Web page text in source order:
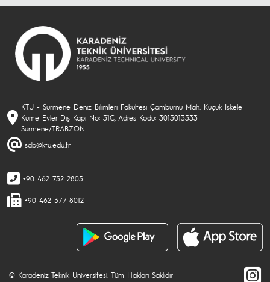
KTÜ - Sürmene Deniz Bilimleri Fakültesi Çamburnu Mah. Küçük İskele
Küme Evler Dış Kapı No: 31C, Adres Kodu: 3013013333
Sürmene/TRABZON
sdb@ktu.edu.tr
+90 462 752 2805
+90 462 377 8012
© Karadeniz Teknik Üniversitesi. Tüm Hakları Saklıdır